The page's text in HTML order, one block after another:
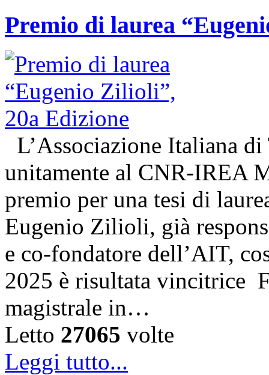
Premio di laurea
L’Associazione Italiana
unitamente al CNR-IREA
premio per una tesi di
Eugenio Zilioli, già
e co-fondatore dell’AIT,
2025 è risultata vincitrice
magistrale in…
Letto 27065 volte
Leggi tutto...